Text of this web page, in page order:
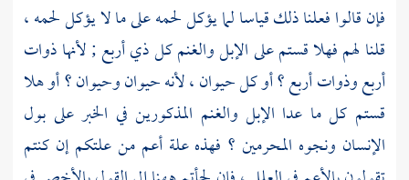
فإن قالوا فعلنا ذلك قياسا لما يؤكل لحمه على ما لا يؤكل لحمه ،
قلنا لهم فهلا قستم على الإبل والغنم كل ذي أربع ; لأنها ذوات
أربع وذوات أربع ؟ أو كل حيوان ، لأنه حيوان وحيوان ؟ أو هلا
قستم كل ما عدا الإبل والغنم المذكورين في الخبر على بول
الإنسان ونجوه المحرمين ؟ فهذه علة أعم من علتكم إن كنتم